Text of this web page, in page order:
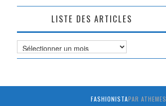
LISTE DES ARTICLES
Liste
des
FASHIONISTAPAR ATHEMES